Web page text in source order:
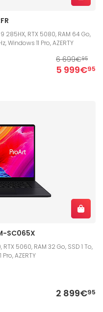
285HX, RTX 5080, RAM 64 Go,
Windows 11 Pro, AZERTY
6 699€95
5 999€95
SC065X
5060, RAM 32 Go, SSD 1 To,
AZERTY
2 899€95